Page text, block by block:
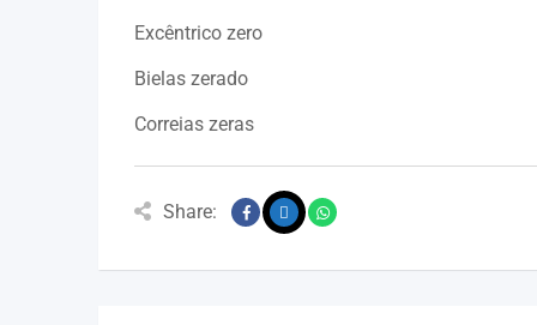
Excêntrico zero
Bielas zerado
Correias zeras
Share: